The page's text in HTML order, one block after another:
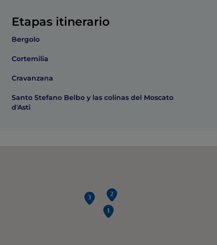
Etapas itinerario
Bergolo
Cortemilia
Cravanzana
Santo Stefano Belbo y las colinas del Moscato
d'Asti